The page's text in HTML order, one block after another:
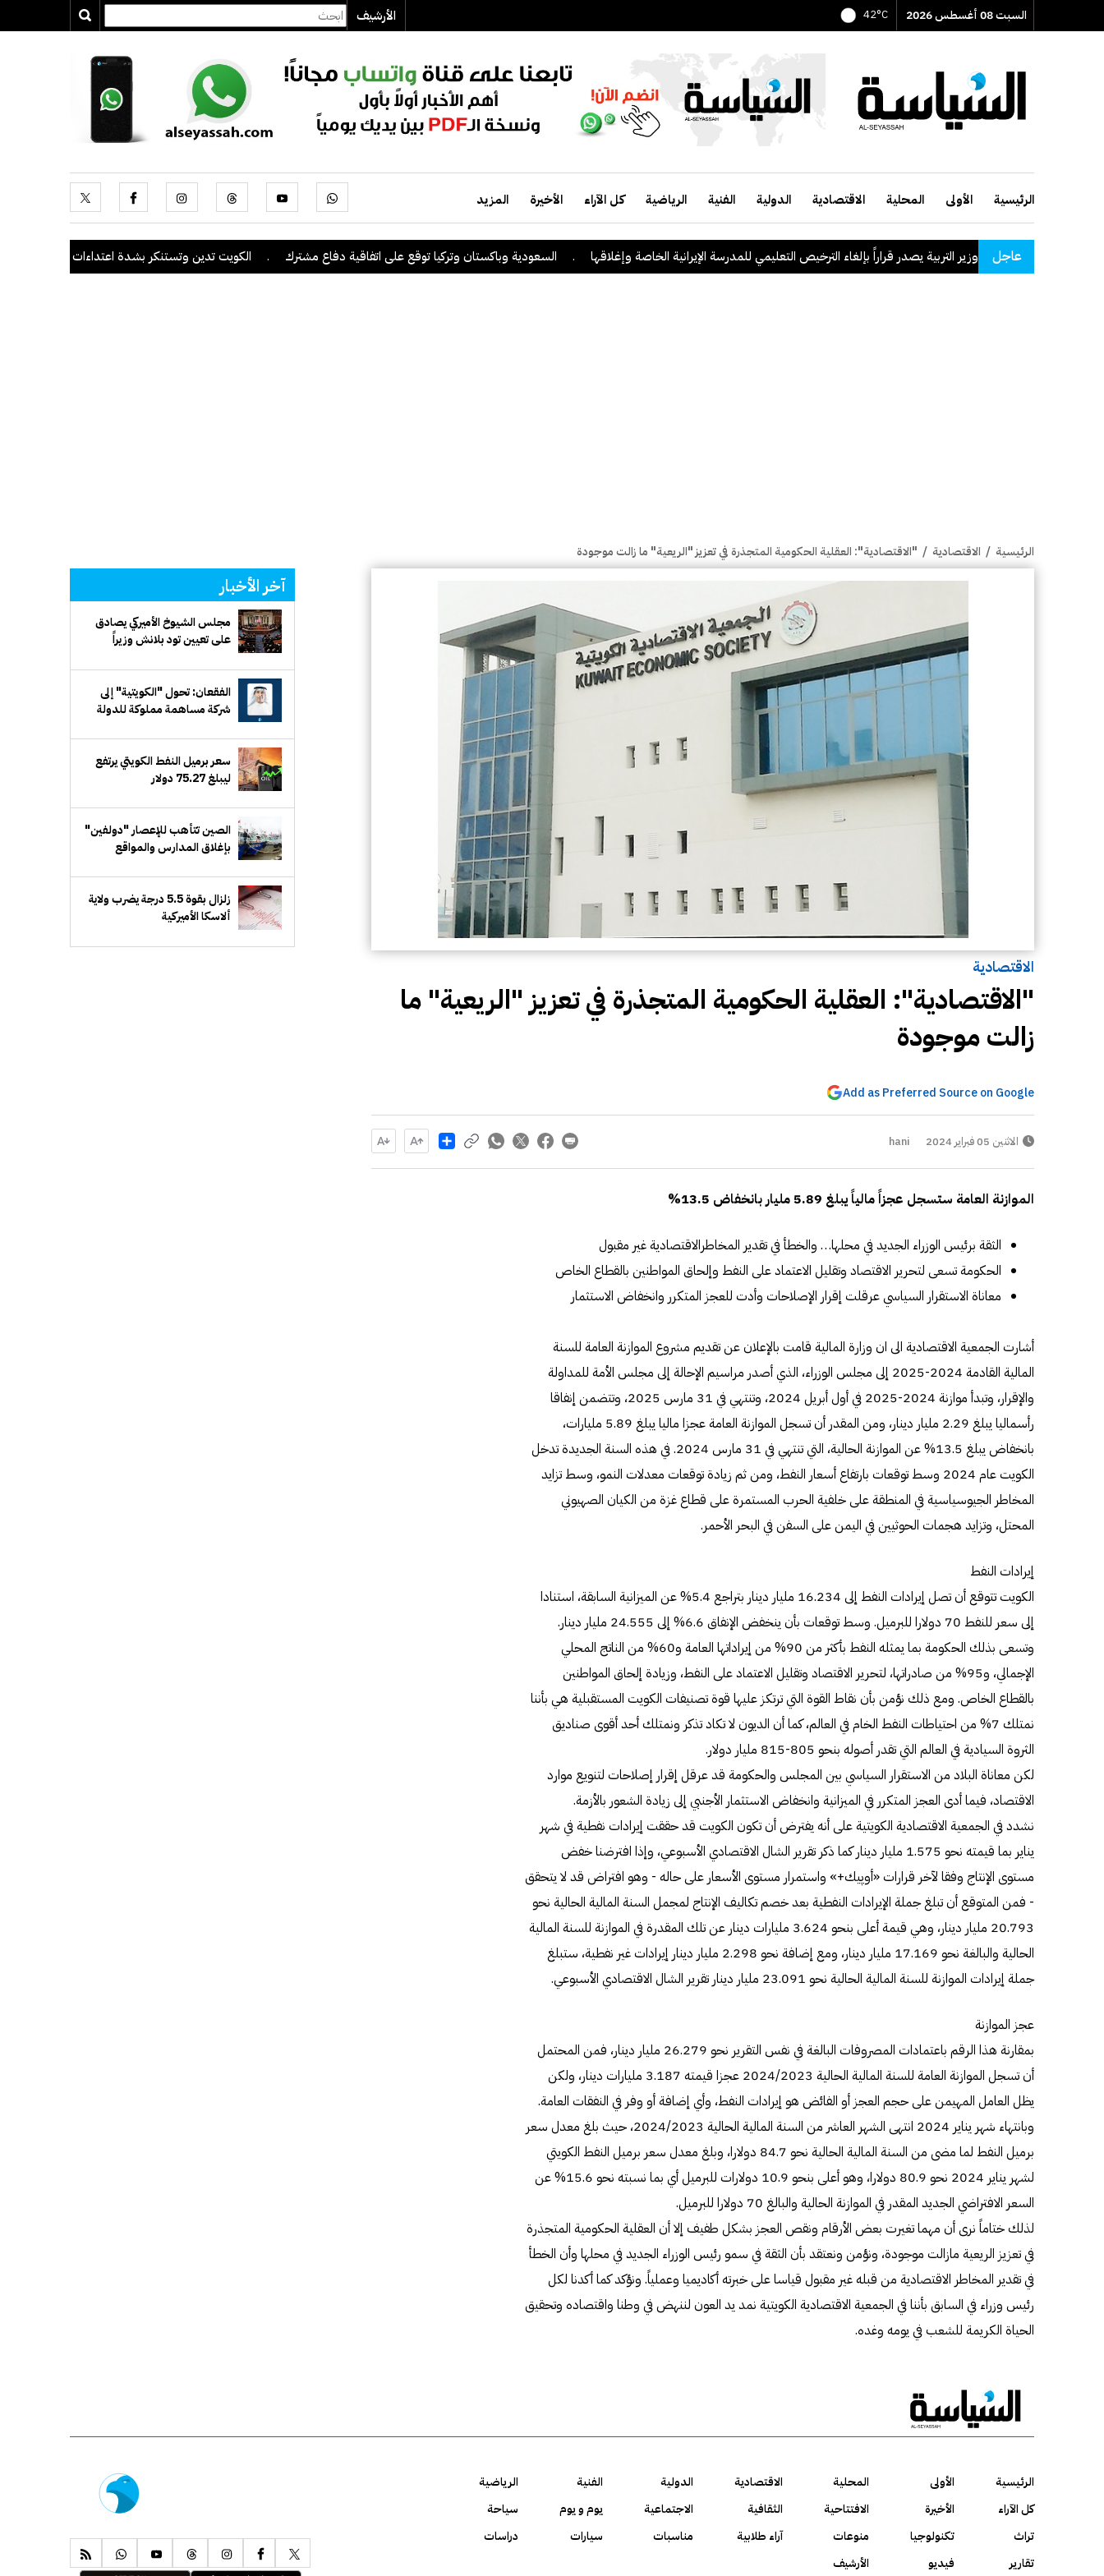
السبت 08 أغسطس 2026 42°C الأرشيف
الرئيسية الأولى المحلية الاقتصادية الدولية الفنية الرياضية كل الآراء الأخيرة المزيد
عاجل
وزير التربية يصدر قراراً بإلغاء الترخيص التعليمي للمدرسة الإيرانية الخاصة وإغلاقها . السعودية وباكستان وتركيا توقع على اتفاقية دفاع مشترك . الكويت تدين وتستنكر بشدة اعتداءات ميليشيا الحوثي على
الرئيسية / الاقتصادية / "الاقتصادية": العقلية الحكومية المتجذرة في تعزيز "الريعية" ما زالت موجودة
الاقتصادية
"الاقتصادية": العقلية الحكومية المتجذرة في تعزيز "الريعية" ما
زالت موجودة
Add as Preferred Source on Google
الاثنين 05 فبراير 2024 hani
Share
الموازنة العامة ستسجل عجزاً مالياً يبلغ 5.89 مليار بانخفاض 13.5%
الثقة برئيس الوزراء الجديد في محلها… والخطأ في تقدير المخاطرالاقتصادية غير مقبول
الحكومة تسعى لتحرير الاقتصاد وتقليل الاعتماد على النفط وإلحاق المواطنين بالقطاع الخاص
معاناة الاستقرار السياسي عرقلت إقرار الإصلاحات وأدت للعجز المتكرر وانخفاض الاستثمار
أشارت الجمعية الاقتصادية الى ان وزارة المالية قامت بالإعلان عن تقديم مشروع الموازنة العامة للسنة
المالية القادمة 2024-2025 إلى مجلس الوزراء، الذي أصدر مراسيم الإحالة إلى مجلس الأمة للمداولة
والإقرار، وتبدأ موازنة 2024-2025 في أول أبريل 2024، وتنتهي في 31 مارس 2025، وتتضمن إنفاقا
رأسماليا يبلغ 2.29 مليار دينار، ومن المقدر أن تسجل الموازنة العامة عجزا ماليا يبلغ 5.89 مليارات،
بانخفاض يبلغ 13.5% عن الموازنة الحالية، التي تنتهي في 31 مارس 2024. في هذه السنة الجديدة تدخل
الكويت عام 2024 وسط توقعات بارتفاع أسعار النفط، ومن ثم زيادة توقعات معدلات النمو، وسط تزايد
المخاطر الجيوسياسية في المنطقة على خلفية الحرب المستمرة على قطاع غزة من الكيان الصهيوني
المحتل، وتزايد هجمات الحوثيين في اليمن على السفن في البحر الأحمر.
إيرادات النفط
الكويت تتوقع أن تصل إيرادات النفط إلى 16.234 مليار دينار بتراجع 5.4% عن الميزانية السابقة، استنادا
إلى سعر للنفط 70 دولارا للبرميل. وسط توقعات بأن ينخفض الإنفاق 6.6% إلى 24.555 مليار دينار.
وتسعى بذلك الحكومة بما يمثله النفط بأكثر من 90% من إيراداتها العامة و60% من الناتج المحلي
الإجمالي، و95% من صادراتها، لتحرير الاقتصاد وتقليل الاعتماد على النفط، وزيادة إلحاق المواطنين
بالقطاع الخاص. ومع ذلك نؤمن بأن نقاط القوة التي ترتكز عليها قوة تصنيفات الكويت المستقبلية هي بأننا
نمتلك 7% من احتياطات النفط الخام في العالم، كما أن الديون لا تكاد تذكر ونمتلك أحد أقوى صناديق
الثروة السيادية في العالم التي تقدر أصوله بنحو 805-815 مليار دولار.
لكن معاناة البلاد من الاستقرار السياسي بين المجلس والحكومة قد عرقل إقرار إصلاحات لتنويع موارد
الاقتصاد، فيما أدى العجز المتكرر في الميزانية وانخفاض الاستثمار الأجنبي إلى زيادة الشعور بالأزمة.
نشدد في الجمعية الاقتصادية الكويتية على أنه يفترض أن تكون الكويت قد حققت إيرادات نفطية في شهر
يناير بما قيمته نحو 1.575 مليار دينار كما ذكر تقرير الشال الاقتصادي الأسبوعي، وإذا افترضنا خفض
مستوى الإنتاج وفقا لآخر قرارات «أوپيك+» واستمرار مستوى الأسعار على حاله - وهو افتراض قد لا يتحقق
- فمن المتوقع أن تبلغ جملة الإيرادات النفطية بعد خصم تكاليف الإنتاج لمجمل السنة المالية الحالية نحو
20.793 مليار دينار، وهي قيمة أعلى بنحو 3.624 مليارات دينار عن تلك المقدرة في الموازنة للسنة المالية
الحالية والبالغة نحو 17.169 مليار دينار، ومع إضافة نحو 2.298 مليار دينار إيرادات غير نفطية، ستبلغ
جملة إيرادات الموازنة للسنة المالية الحالية نحو 23.091 مليار دينار تقرير الشال الاقتصادي الأسبوعي.
عجز الموازنة
بمقارنة هذا الرقم باعتمادات المصروفات البالغة في نفس التقرير نحو 26.279 مليار دينار، فمن المحتمل
أن تسجل الموازنة العامة للسنة المالية الحالية 2023/‏2024 عجزا قيمته 3.187 مليارات دينار، ولكن
يظل العامل المهيمن على حجم العجز أو الفائض هو إيرادات النفط، وأي إضافة أو وفر في النفقات العامة.
وبانتهاء شهر يناير 2024 انتهى الشهر العاشر من السنة المالية الحالية 2023/‏2024، حيث بلغ معدل سعر
برميل النفط لما مضى من السنة المالية الحالية نحو 84.7 دولارا، وبلغ معدل سعر برميل النفط الكويتي
لشهر يناير 2024 نحو 80.9 دولارا، وهو أعلى بنحو 10.9 دولارات للبرميل أي بما نسبته نحو 15.6% عن
السعر الافتراضي الجديد المقدر في الموازنة الحالية والبالغ 70 دولارا للبرميل.
لذلك ختاماً نرى أن مهما تغيرت بعض الأرقام ونقص العجز بشكل طفيف إلا أن العقلية الحكومية المتجذرة
في تعزيز الريعية مازالت موجودة، ونؤمن ونعتقد بأن الثقة في سمو رئيس الوزراء الجديد في محلها وأن الخطأ
في تقدير المخاطر الاقتصادية من قبله غير مقبول قياسا على خبرته أكاديميا وعملياً. ونؤكد كما أكدنا لكل
رئيس وزراء في السابق بأننا في الجمعية الاقتصادية الكويتية نمد يد العون لننهض في وطنا واقتصاده وتحقيق
الحياة الكريمة للشعب في يومه وغده.
آخر الأخبار
مجلس الشيوخ الأميركي يصادق
على تعيين تود بلانش وزيراً
الفقعان: تحول "الكويتية" إلى
شركة مساهمة مملوكة للدولة
إدارة الأعمال
سعر برميل النفط الكويتي يرتفع
ليبلغ 75.27 دولار
الصين تتأهب للإعصار "دولفين"
بإغلاق المدارس والمواقع
زلزال بقوة 5.5 درجة يضرب ولاية
ألاسكا الأميركية
الرئيسية الأولى المحلية الاقتصادية الدولية الفنية
الرياضية
كل الآراء
الأخيرة الافتتاحية الثقافية الاجتماعية يوم و يوم
سياحة
تراث
تكنولوجيا منوعات آراء طلابية مناسبات سيارات
دراسات
تقارير
فيديو الأرشيف